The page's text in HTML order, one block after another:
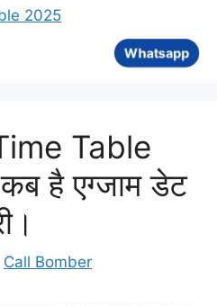
Whatsapp
2025
Table
है एग्जाम डेट
Call Bomber